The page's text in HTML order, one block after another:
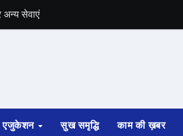
सेवाएं
पटरी से उतरी
एजुकेशन सुख समृद्धि काम की ख़बर